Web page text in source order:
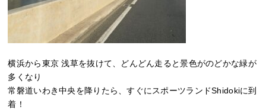
横浜から東京 浅草を抜けて、どんどん走ると景色がのどかな緑が
多くなり
常磐道いわき中央を降りたら、すぐにスポーツランドShidokiに到
着！